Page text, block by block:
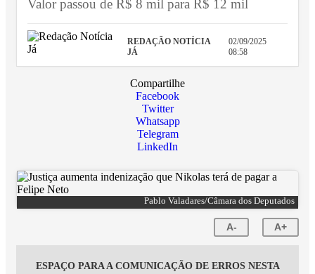
Valor passou de R$ 8 mil para R$ 12 mil
REDAÇÃO NOTÍCIA
JÁ
02/09/2025
08:58
Compartilhe
Facebook
Twitter
Whatsapp
Telegram
LinkedIn
Pablo Valadares/Câmara dos Deputados
A- A+
ESPAÇO PARA A COMUNICAÇÃO DE ERROS NESTA